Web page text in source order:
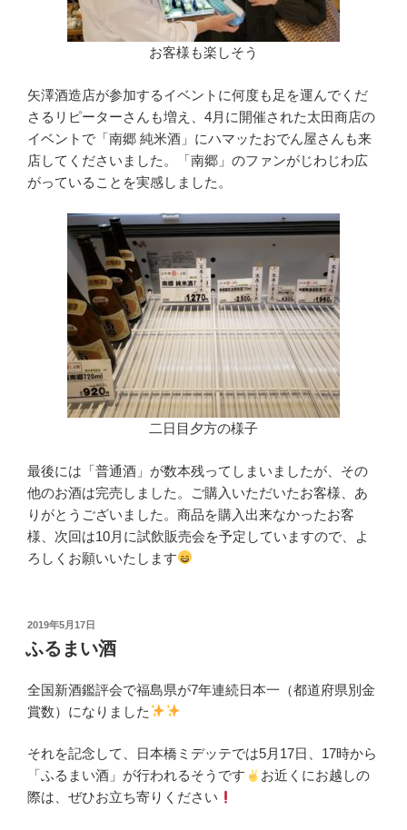
お客様も楽しそう
矢澤酒造店が参加するイベントに何度も足を運んでくだ
さるリピーターさんも増え、4月に開催された太田商店の
イベントで「南郷 純米酒」にハマッたおでん屋さんも来
店してくださいました。「南郷」のファンがじわじわ広
がっていることを実感しました。
二日目夕方の様子
最後には「普通酒」が数本残ってしまいましたが、その
他のお酒は完売しました。ご購入いただいたお客様、あ
りがとうございました。商品を購入出来なかったお客
様、次回は10月に試飲販売会を予定していますので、よ
ろしくお願いいたします
投
稿
日:
2019年5月17日
ふるまい酒
全国新酒鑑評会で福島県が7年連続日本一（都道府県別金
賞数）になりました
それを記念して、日本橋ミデッテでは5月17日、17時から
「ふるまい酒」が行われるそうです
お近くにお越しの
際は、ぜひお立ち寄りください